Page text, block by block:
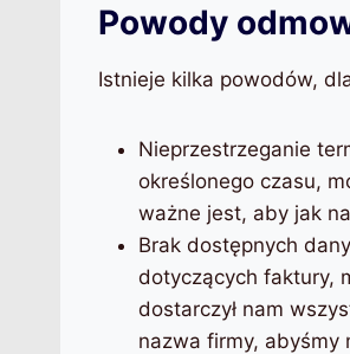
Powody
Istnieje kilka powodów,
Nieprzestrzeganie
określonego czasu,
ważne jest, aby jak
Brak dostępnych
dotyczących faktury,
dostarczył nam
nazwa firmy,